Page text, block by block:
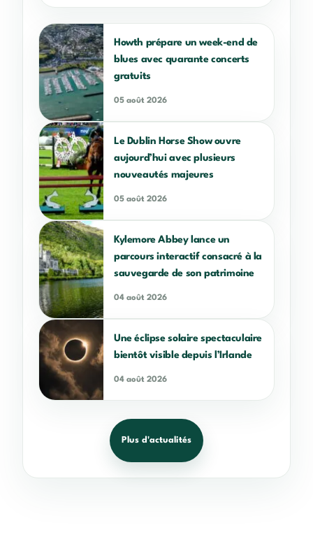
Howth prépare un week-end de
blues avec quarante concerts
gratuits
05 août 2026
Le Dublin Horse Show ouvre
aujourd’hui avec plusieurs
nouveautés majeures
05 août 2026
Kylemore Abbey lance un
parcours interactif consacré à la
sauvegarde de son patrimoine
04 août 2026
Une éclipse solaire spectaculaire
bientôt visible depuis l’Irlande
04 août 2026
Plus d'actualités